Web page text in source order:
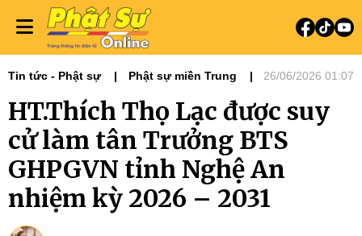
Tin tức - Phật sự
Phật sự miền Trung
Đại hội Phật giáo tỉnh thành - NK 2026-
2031
26/06/2026 01:07
HT.Thích Thọ Lạc được suy
cử làm tân Trưởng BTS
GHPGVN tỉnh Nghệ An
nhiệm kỳ 2026 – 2031